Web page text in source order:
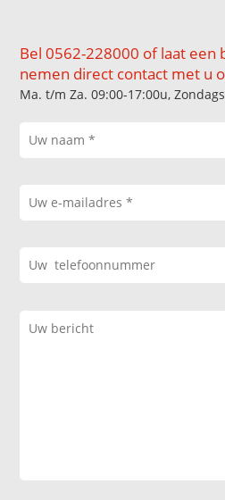
Bel 0562-228000 of laat een
nemen direct contact met u
Ma. t/m Za. 09:00-17:00u,